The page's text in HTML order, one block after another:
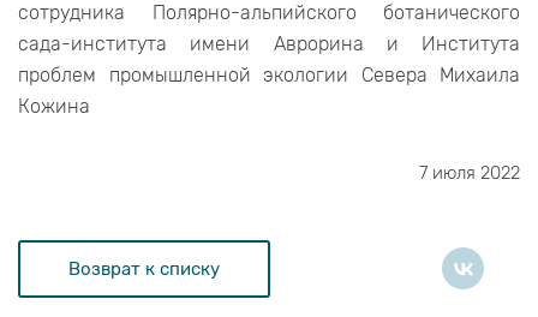
сотрудника Полярно-альпийского ботанического
сада-института имени Аврорина и Института
проблем промышленной экологии Севера Михаила
Кожина
7 июля 2022
Возврат к списку